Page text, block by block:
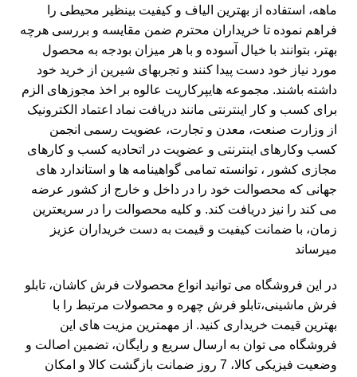
ماهه، استفاده از بهترین الیاف و کیفیت بینظیر محیطی را
فراهم نموده تا خریداران محترم ضمن مقایسه و بررسی هرچه
بهتر، بتوانند با خیال آسوده و با هر میزان بودجه به محصول
مورد نیاز خود دست پیدا کنند و تجربهای شیرین از خرید خود
داشته باشند. مجموعه هایپرکارپت عالوه بر اخذ مجوزهای الزم
برای کسب و کار اینترنتی مانند دریافت نماد اعتماد الکترونیک
از وزارت صنعت، معدن و تجارت، عضویت رسمی انجمن
کسب وکارهای اینترنتی و عضویت در اتحادیه کسب و کارهای
مجازی کشور ، توانسته تمامی گواهینامه ها و استاندارد های
جهانی که محصوالت خود را در داخل و خارج از کشور عرضه
می کند را نیز دریافت کند. و کلیه محصوالت را در سریعترین
زمان، با ضمانت کیفیت و قیمت به دست خریداران عزیز
میرساند
در این فروشگاه می توانید انواع محصولات فرش کاشان، تابلو
فرش ماشینی،تابلو فرش چهره و محصولات مرتبط را با
بهترین قیمت خریداری کنید. از مهمترین مزیت های این
فروشگاه می توان به ارسال سریع و رایگان، تضمین اصالت و
وضعیت فیزیکی کالا، 7 روز ضمانت بازگشت کالا و امکان